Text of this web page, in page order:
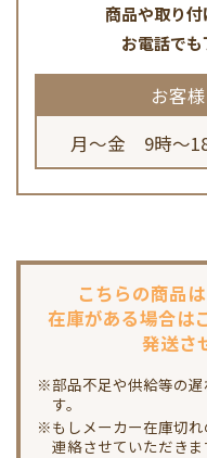
商品や取り付
お電話でも
お客
月～金 9時～
こちらの商品は
在庫がある場合は
発送さ
※部品不足や供給等の遅
す。
※もしメーカー在庫切
連絡させていただきま